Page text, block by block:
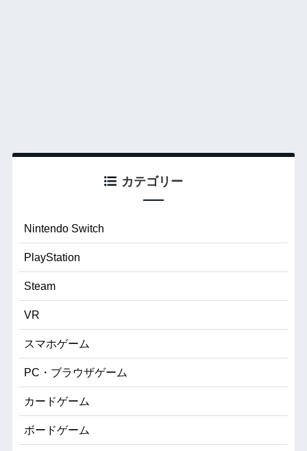
カテゴリー
Nintendo Switch
PlayStation
Steam
VR
スマホゲーム
PC・ブラウザゲーム
カードゲーム
ボードゲーム